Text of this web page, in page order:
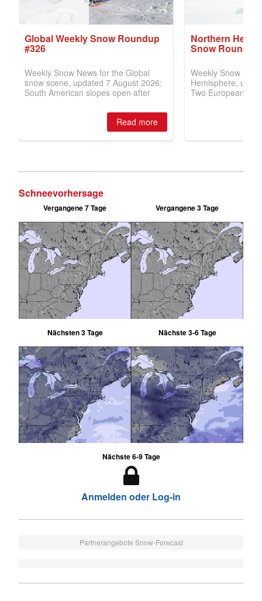
Schneevorhersage
Vergangene 7 Tage Vergangene 3 Tage
Nächsten 3 Tage Nächste 3-6 Tage
Nächste 6-9 Tage
Anmelden oder Log-in
Partnerangebote Snow-Forecast